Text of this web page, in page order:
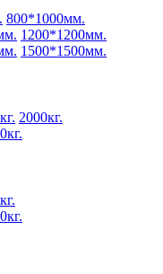
800*1000мм.
1200*1200мм.
1500*1500мм.
2000кг.